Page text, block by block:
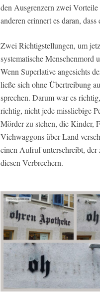
den Ausgrenzern zwei
anderen erinnert es daran,
Zwei Richtigstellungen, um
systematische Menschenmord
Wenn Superlative angesichts
ließe sich ohne Übertreibung
sprechen. Darum war es
richtig, nicht jede missliebige
Mörder zu stehen, die Kinder,
Viehwaggons über Land
einen Aufruf unterschreibt,
diesen Verbrechern.